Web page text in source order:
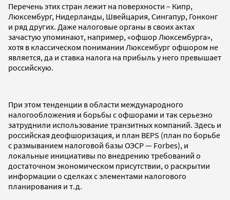
Перечень этих стран лежит на поверхности – Кипр,
Люксембург, Нидерланды, Швейцария, Сингапур, Гонконг
и ряд других. Даже налоговые органы в своих актах
зачастую упоминают, например, «офшор Люксембурга»,
хотя в классическом понимании Люксембург офшором не
является, да и ставка налога на прибыль у него превышает
российскую.
При этом тенденции в области международного
налогообложения и борьбы с офшорами и так серьезно
затруднили использование транзитных компаний. Здесь и
российская деофшоризация, и план BEPS (план по борьбе
с размыванием налоговой базы ОЭСР — Forbes), и
локальные инициативы по внедрению требований о
достаточном экономическом присутствии, о раскрытии
информации о сделках с элементами налогового
планирования и т.д.